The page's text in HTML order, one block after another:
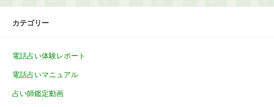
カテゴリー
電話占い体験レポート
電話占いマニュアル
占い師鑑定動画